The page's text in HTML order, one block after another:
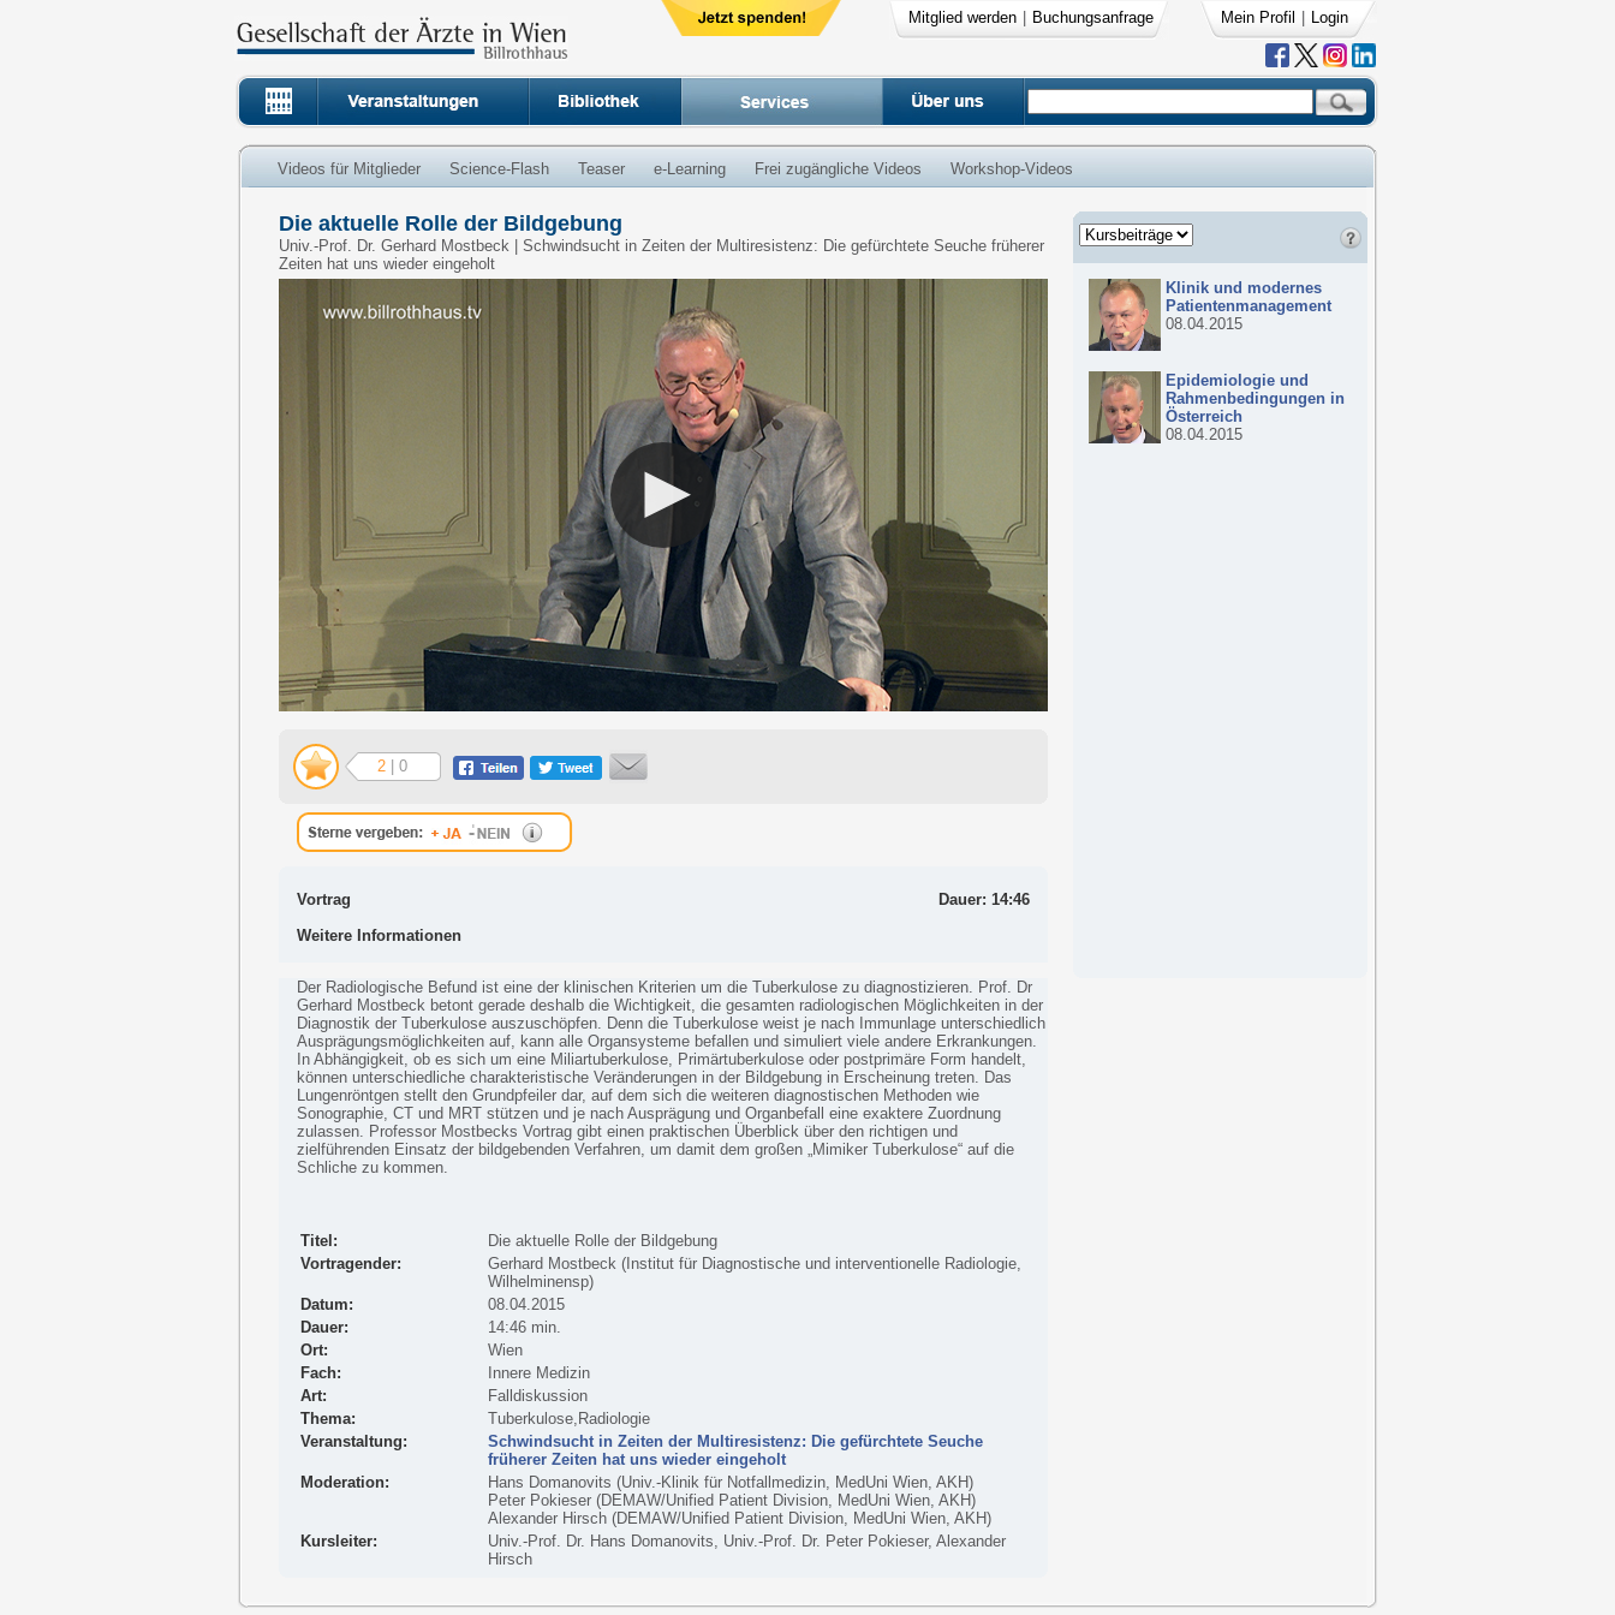
Mitglied werden Buchungsanfrage Mein Profil Login
Videos für Mitglieder Science-Flash Teaser e-Learning Frei zugängliche Videos Workshop-Videos
Klinik und modernes
Patientenmanagement
08.04.2015
Epidemiologie und
Rahmenbedingungen in
Österreich
08.04.2015
Die aktuelle Rolle der Bildgebung
Univ.-Prof. Dr. Gerhard Mostbeck | Schwindsucht in Zeiten der Multiresistenz: Die gefürchtete Seuche früherer
Zeiten hat uns wieder eingeholt
2 | 0
Dauer: 14:46
Vortrag
Weitere Informationen
Der Radiologische Befund ist eine der klinischen Kriterien um die Tuberkulose zu diagnostizieren. Prof. Dr
Gerhard Mostbeck betont gerade deshalb die Wichtigkeit, die gesamten radiologischen Möglichkeiten in der
Diagnostik der Tuberkulose auszuschöpfen. Denn die Tuberkulose weist je nach Immunlage unterschiedlich
Ausprägungsmöglichkeiten auf, kann alle Organsysteme befallen und simuliert viele andere Erkrankungen.
In Abhängigkeit, ob es sich um eine Miliartuberkulose, Primärtuberkulose oder postprimäre Form handelt,
können unterschiedliche charakteristische Veränderungen in der Bildgebung in Erscheinung treten. Das
Lungenröntgen stellt den Grundpfeiler dar, auf dem sich die weiteren diagnostischen Methoden wie
Sonographie, CT und MRT stützen und je nach Ausprägung und Organbefall eine exaktere Zuordnung
zulassen. Professor Mostbecks Vortrag gibt einen praktischen Überblick über den richtigen und
zielführenden Einsatz der bildgebenden Verfahren, um damit dem großen „Mimiker Tuberkulose“ auf die
Schliche zu kommen.
Titel:
Die aktuelle Rolle der Bildgebung
Vortragender:
Gerhard Mostbeck (Institut für Diagnostische und interventionelle Radiologie,
Wilhelminensp)
Datum:
08.04.2015
Dauer:
14:46 min.
Ort:
Wien
Fach:
Innere Medizin
Art:
Falldiskussion
Thema:
Tuberkulose,Radiologie
Veranstaltung:
Schwindsucht in Zeiten der Multiresistenz: Die gefürchtete Seuche
früherer Zeiten hat uns wieder eingeholt
Moderation:
Hans Domanovits (Univ.-Klinik für Notfallmedizin, MedUni Wien, AKH)
Peter Pokieser (DEMAW/Unified Patient Division, MedUni Wien, AKH)
Alexander Hirsch (DEMAW/Unified Patient Division, MedUni Wien, AKH)
Kursleiter:
Univ.-Prof. Dr. Hans Domanovits, Univ.-Prof. Dr. Peter Pokieser, Alexander
Hirsch